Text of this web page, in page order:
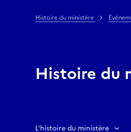
Histoire du ministère
Histoire du
L'histoire du ministère